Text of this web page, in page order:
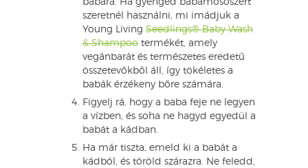
babára. Ha gyengéd babamosószert
szeretnél használni, mi imádjuk a
Young Living Seedlings® Baby Wash
& Shampoo termékét, amely
vegánbarát és természetes eredetű
összetevőkből áll, így tökéletes a
babák érzékeny bőre számára.
Figyelj rá, hogy a baba feje ne legyen
a vízben, és soha ne hagyd egyedül a
babát a kádban.
Ha már tiszta, emeld ki a babát a
kádból, és töröld szárazra. Ne feledd,